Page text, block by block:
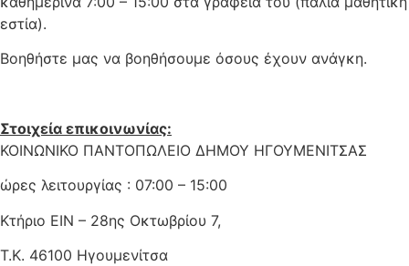
εστία).
Βοηθήστε μας να βοηθήσουμε όσους έχουν ανάγκη.
Στοιχεία επικοινωνίας:
ΚΟΙΝΩΝΙΚΟ ΠΑΝΤΟΠΩΛΕΙΟ ΔΗΜΟΥ ΗΓΟΥΜΕΝΙΤΣΑΣ
ώρες λειτουργίας : 07:00 – 15:00
Κτήριο ΕΙΝ – 28ης Οκτωβρίου 7,
Τ.Κ. 46100 Ηγουμενίτσα